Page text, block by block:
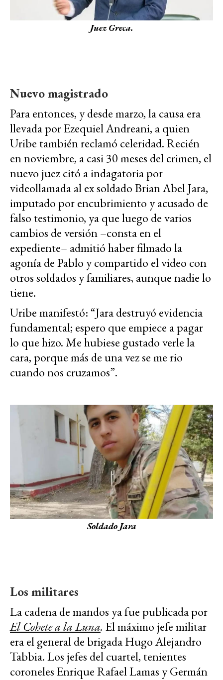
Juez Greca.
Nuevo magistrado
Para entonces, y desde marzo, la causa era
llevada por Ezequiel Andreani, a quien
Uribe también reclamó celeridad. Recién
en noviembre, a casi 30 meses del crimen, el
nuevo juez citó a indagatoria por
videollamada al ex soldado Brian Abel Jara,
imputado por encubrimiento y acusado de
falso testimonio, ya que luego de varios
cambios de versión –consta en el
expediente– admitió haber filmado la
agonía de Pablo y compartido el video con
otros soldados y familiares, aunque nadie lo
tiene.
Uribe manifestó: “Jara destruyó evidencia
fundamental; espero que empiece a pagar
lo que hizo. Me hubiese gustado verle la
cara, porque más de una vez se me rio
cuando nos cruzamos”.
Soldado Jara
Los militares
La cadena de mandos ya fue publicada por
El Cohete a la Luna. El máximo jefe militar
era el general de brigada Hugo Alejandro
Tabbia. Los jefes del cuartel, tenientes
coroneles Enrique Rafael Lamas y Germán